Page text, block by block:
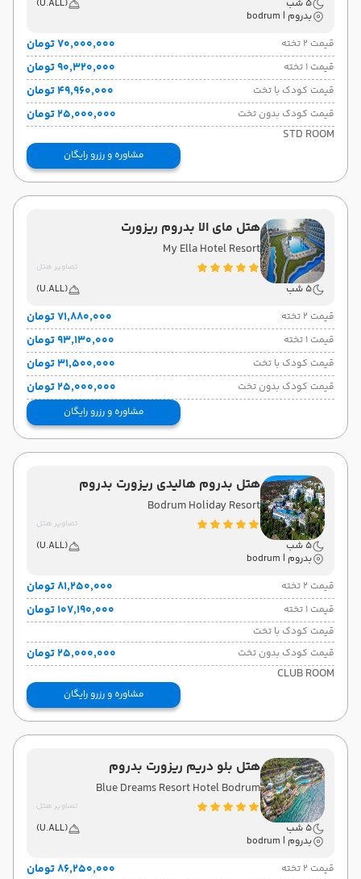
5 شب
(U.ALL)
بدروم | bodrum
قیمت 2 تخته
۷۰٬۰۰۰٬۰۰۰ تومان
قیمت 1 تخته ۹۰٬۳۲۰٬۰۰۰ تومان
قیمت کودک با تخت ۴۹٬۹۶۰٬۰۰۰ تومان
قیمت کودک بدون تخت
۲۵٬۰۰۰٬۰۰۰ تومان
STD ROOM
مشاوره و رزرو رایگان
هتل مای الا بدروم ریزورت
My Ella Hotel Resort
تصاویر هتل
5 شب
(U.ALL)
قیمت 2 تخته
۷۱٬۸۸۰٬۰۰۰ تومان
قیمت 1 تخته ۹۳٬۱۳۰٬۰۰۰ تومان
قیمت کودک با تخت ۳۱٬۵۰۰٬۰۰۰ تومان
قیمت کودک بدون تخت ۲۵٬۰۰۰٬۰۰۰ تومان
مشاوره و رزرو رایگان
هتل بدروم هالیدی ریزورت بدروم
Bodrum Holiday Resort
تصاویر هتل
5 شب
(U.ALL)
بدروم | bodrum
قیمت 2 تخته
۸۱٬۲۵۰٬۰۰۰ تومان
قیمت 1 تخته ۱۰۷٬۱۹۰٬۰۰۰ تومان
قیمت کودک با تخت
قیمت کودک بدون تخت
۲۵٬۰۰۰٬۰۰۰ تومان
CLUB ROOM
مشاوره و رزرو رایگان
هتل بلو دریم ریزورت بدروم
Blue Dreams Resort Hotel Bodrum
تصاویر هتل
5 شب
(U.ALL)
بدروم | bodrum
قیمت 2 تخته
۸۶٬۲۵۰٬۰۰۰ تومان